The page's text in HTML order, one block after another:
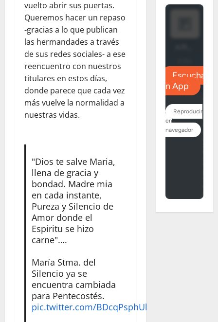
vuelto abrir sus puertas.
Queremos hacer un repaso
-gracias a lo que publican
las hermandades a través
de sus redes sociales- a ese
reencuentro con nuestros
titulares en estos días,
donde parece que cada vez
más vuelve la normalidad a
nuestras vidas.
"Dios te salve Maria,
llena de gracia y
bondad. Madre mia
en cada instante,
Pureza y Silencio de
Amor donde el
Espiritu se hizo
carne"….
María Stma. del
Silencio ya se
encuentra cambiada
para Pentecostés.
pic.twitter.com/BDcqPsphUl